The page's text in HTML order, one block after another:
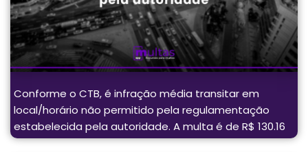
Conforme o CTB, é infração média transitar em
local/horário não permitido pela regulamentação
estabelecida pela autoridade. A multa é de R$ 130.16